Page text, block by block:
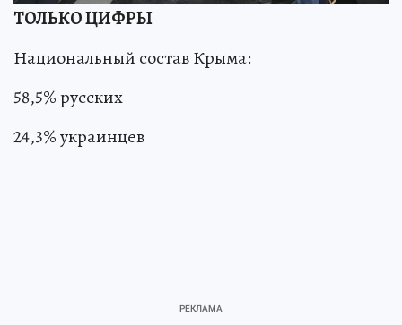
ТОЛЬКО ЦИФРЫ
Национальный состав Крыма:
58,5% русских
24,3% украинцев